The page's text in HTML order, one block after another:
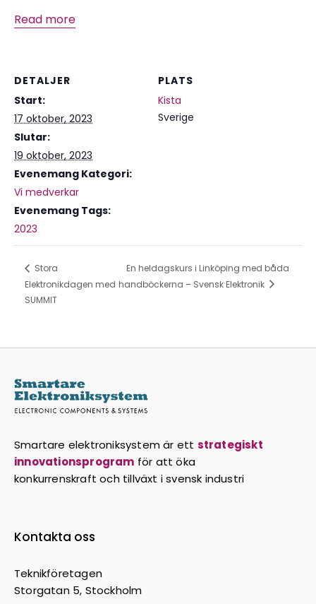
Read more
DETALJER
Start:
17 oktober, 2023
Slutar:
19 oktober, 2023
Evenemang Kategori:
Vi medverkar
Evenemang Tags:
2023
PLATS
Kista
Sverige
Stora
Elektronikdagen med
SUMMIT
En heldagskurs i Linköping med båda
handböckerna – Svensk Elektronik
Smartare elektroniksystem är ett strategiskt
innovationsprogram för att öka
konkurrenskraft och tillväxt i svensk industri
Kontakta oss
Teknikföretagen
Storgatan 5, Stockholm